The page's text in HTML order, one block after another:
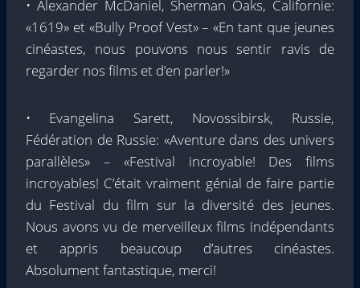
• Alexander McDaniel, Sherman Oaks, Californie:
«1619» et «Bully Proof Vest» – «En tant que jeunes
cinéastes, nous pouvons nous sentir ravis de
regarder nos films et d’en parler!»
• Evangelina Sarett, Novossibirsk, Russie,
Fédération de Russie: «Aventure dans des univers
parallèles» – «Festival incroyable! Des films
incroyables! C’était vraiment génial de faire partie
du Festival du film sur la diversité des jeunes.
Nous avons vu de merveilleux films indépendants
et appris beaucoup d’autres cinéastes.
Absolument fantastique, merci!